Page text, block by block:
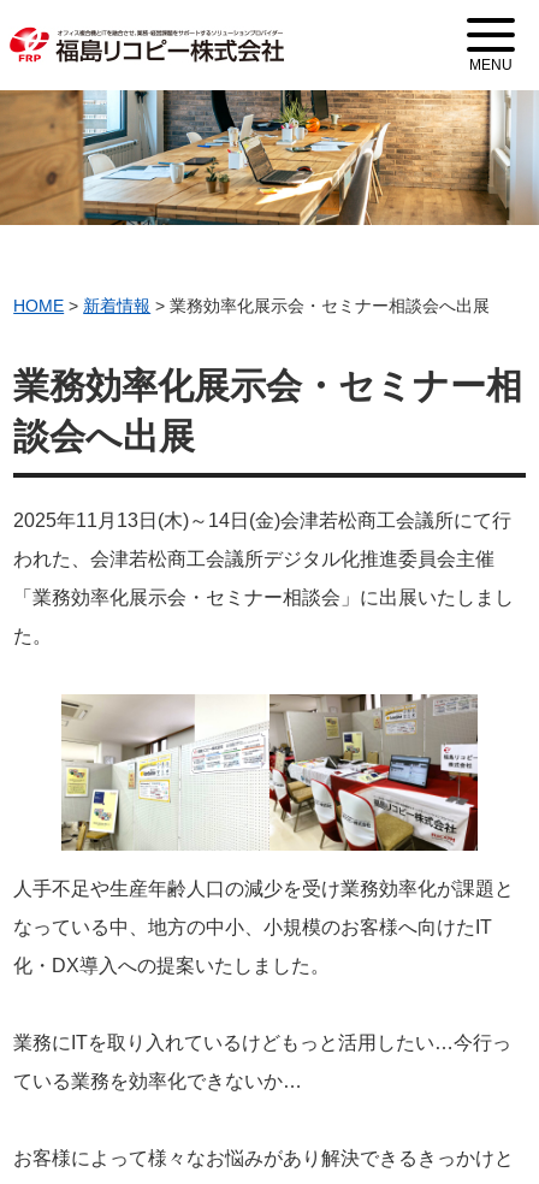
MENU
HOME > 新着情報 >業務効率化展示会・セミナー相談会へ出展
業務効率化展示会・セミナー相
談会へ出展
2025年11月13日(木)～14日(金)会津若松商工会議所にて行
われた、会津若松商工会議所デジタル化推進委員会主催
「業務効率化展示会・セミナー相談会」に出展いたしまし
た。
人手不足や生産年齢人口の減少を受け業務効率化が課題と
なっている中、地方の中小、小規模のお客様へ向けたIT
化・DX導入への提案いたしました。
業務にITを取り入れているけどもっと活用したい…今行っ
ている業務を効率化できないか…
お客様によって様々なお悩みがあり解決できるきっかけと